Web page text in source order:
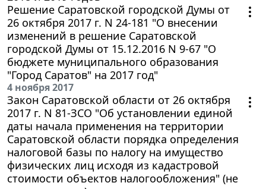
Решение Саратовской городской Думы от
26 октября 2017 г. N 24-181 "О внесении
изменений в решение Саратовской
городской Думы от 15.12.2016 N 9-67 "О
бюджете муниципального образования
"Город Саратов" на 2017 год"
4 ноября 2017
Закон Саратовской области от 26 октября
2017 г. N 81-ЗСО "Об установлении единой
даты начала применения на территории
Саратовской области порядка определения
налоговой базы по налогу на имущество
физических лиц исходя из кадастровой
стоимости объектов налогообложения" (не